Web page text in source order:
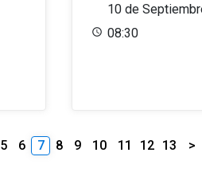
10 de
08:30
5 6 7 8 9 10 11 12 13 >